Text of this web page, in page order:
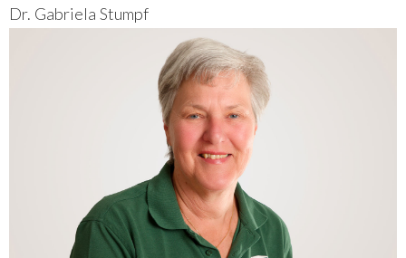
Dr. Gabriela Stumpf